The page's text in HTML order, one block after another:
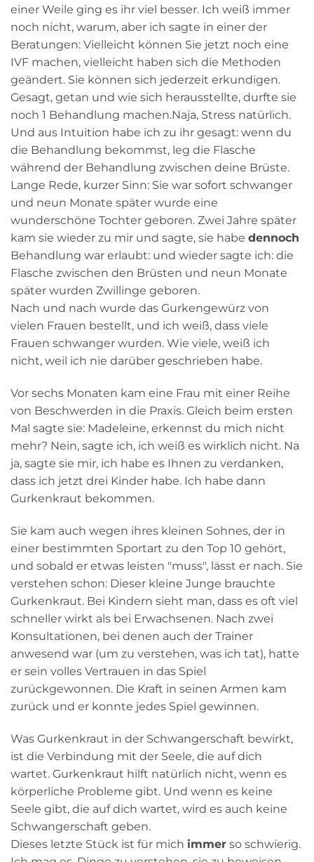
einer Weile ging es ihr viel besser. Ich weiß immer
noch nicht, warum, aber ich sagte in einer der
Beratungen: Vielleicht können Sie jetzt noch eine
IVF machen, vielleicht haben sich die Methoden
geändert. Sie können sich jederzeit erkundigen.
Gesagt, getan und wie sich herausstellte, durfte sie
noch 1 Behandlung machen.Naja, Stress natürlich.
Und aus Intuition habe ich zu ihr gesagt: wenn du
die Behandlung bekommst, leg die Flasche
während der Behandlung zwischen deine Brüste.
Lange Rede, kurzer Sinn: Sie war sofort schwanger
und neun Monate später wurde eine
wunderschöne Tochter geboren. Zwei Jahre später
kam sie wieder zu mir und sagte, sie habe dennoch
Behandlung war erlaubt: und wieder sagte ich: die
Flasche zwischen den Brüsten und neun Monate
später wurden Zwillinge geboren.
Nach und nach wurde das Gurkengewürz von
vielen Frauen bestellt, und ich weiß, dass viele
Frauen schwanger wurden. Wie viele, weiß ich
nicht, weil ich nie darüber geschrieben habe.
Vor sechs Monaten kam eine Frau mit einer Reihe
von Beschwerden in die Praxis. Gleich beim ersten
Mal sagte sie: Madeleine, erkennst du mich nicht
mehr? Nein, sagte ich, ich weiß es wirklich nicht. Na
ja, sagte sie mir, ich habe es Ihnen zu verdanken,
dass ich jetzt drei Kinder habe. Ich habe dann
Gurkenkraut bekommen.
Sie kam auch wegen ihres kleinen Sohnes, der in
einer bestimmten Sportart zu den Top 10 gehört,
und sobald er etwas leisten "muss", lässt er nach. Sie
verstehen schon: Dieser kleine Junge brauchte
Gurkenkraut. Bei Kindern sieht man, dass es oft viel
schneller wirkt als bei Erwachsenen. Nach zwei
Konsultationen, bei denen auch der Trainer
anwesend war (um zu verstehen, was ich tat), hatte
er sein volles Vertrauen in das Spiel
zurückgewonnen. Die Kraft in seinen Armen kam
zurück und er konnte jedes Spiel gewinnen.
Was Gurkenkraut in der Schwangerschaft bewirkt,
ist die Verbindung mit der Seele, die auf dich
wartet. Gurkenkraut hilft natürlich nicht, wenn es
körperliche Probleme gibt. Und wenn es keine
Seele gibt, die auf dich wartet, wird es auch keine
Schwangerschaft geben.
Dieses letzte Stück ist für mich immer so schwierig.